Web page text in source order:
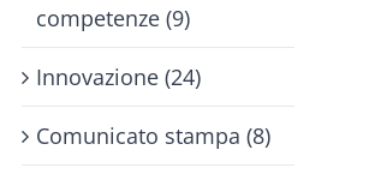
competenze (9)
Innovazione (24)
Comunicato stampa (8)